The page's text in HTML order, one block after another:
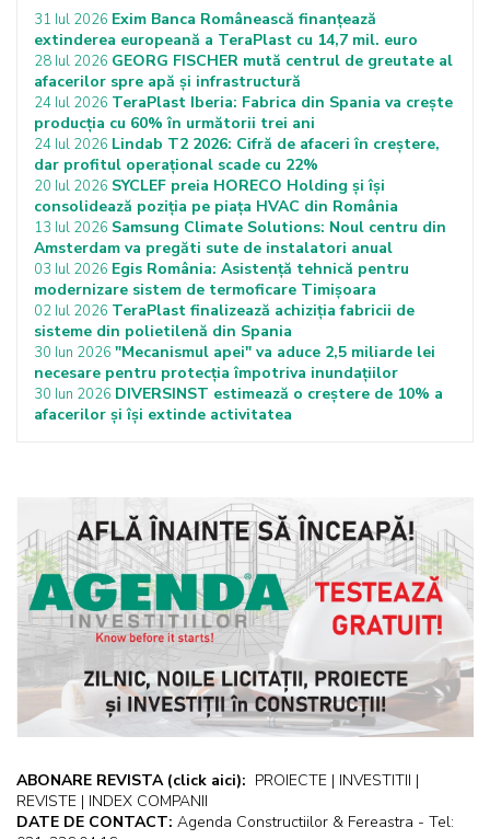
31 Iul 2026 Exim Banca Românească finanțează
extinderea europeană a TeraPlast cu 14,7 mil. euro
28 Iul 2026 GEORG FISCHER mută centrul de greutate al
afacerilor spre apă și infrastructură
24 Iul 2026 TeraPlast Iberia: Fabrica din Spania va crește
producția cu 60% în următorii trei ani
24 Iul 2026 Lindab T2 2026: Cifră de afaceri în creștere,
dar profitul operațional scade cu 22%
20 Iul 2026 SYCLEF preia HORECO Holding și își
consolidează poziția pe piața HVAC din România
13 Iul 2026 Samsung Climate Solutions: Noul centru din
Amsterdam va pregăti sute de instalatori anual
03 Iul 2026 Egis România: Asistență tehnică pentru
modernizare sistem de termoficare Timișoara
02 Iul 2026 TeraPlast finalizează achiziția fabricii de
sisteme din polietilenă din Spania
30 Iun 2026 "Mecanismul apei" va aduce 2,5 miliarde lei
necesare pentru protecţia împotriva inundaţiilor
30 Iun 2026 DIVERSINST estimează o creștere de 10% a
afacerilor și își extinde activitatea
ABONARE REVISTA (click aici): PROIECTE | INVESTITII |
REVISTE | INDEX COMPANII
DATE DE CONTACT: Agenda Constructiilor & Fereastra - Tel: